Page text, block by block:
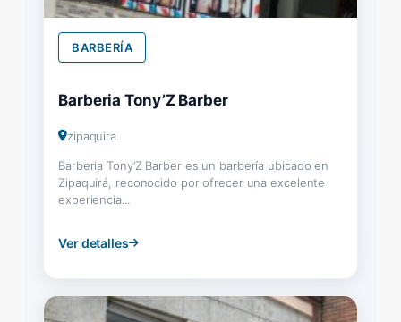
BARBERÍA
Barberia Tony’Z Barber
zipaquira
Barberia Tony’Z Barber es un barbería ubicado en
Zipaquirá, reconocido por ofrecer una excelente
experiencia...
Ver detalles